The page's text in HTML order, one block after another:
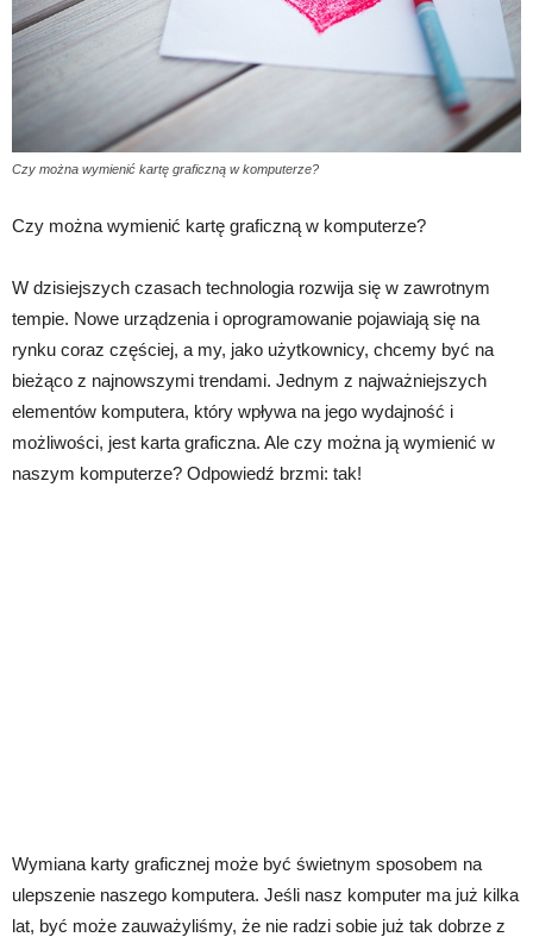
Czy można wymienić kartę graficzną w komputerze?
Czy można wymienić kartę graficzną w komputerze?
W dzisiejszych czasach technologia rozwija się w zawrotnym
tempie. Nowe urządzenia i oprogramowanie pojawiają się na
rynku coraz częściej, a my, jako użytkownicy, chcemy być na
bieżąco z najnowszymi trendami. Jednym z najważniejszych
elementów komputera, który wpływa na jego wydajność i
możliwości, jest karta graficzna. Ale czy można ją wymienić w
naszym komputerze? Odpowiedź brzmi: tak!
Wymiana karty graficznej może być świetnym sposobem na
ulepszenie naszego komputera. Jeśli nasz komputer ma już kilka
lat, być może zauważyliśmy, że nie radzi sobie już tak dobrze z